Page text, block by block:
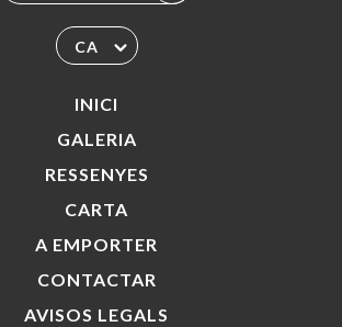
CA
INICI
GALERIA
RESSENYES
CARTA
A EMPORTER
CONTACTAR
AVISOS LEGALS